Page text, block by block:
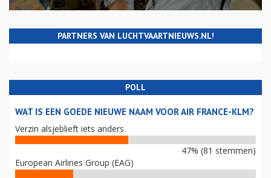
PARTNERS VAN LUCHTVAARTNIEUWS.NL!
POLL
WAT IS EEN GOEDE NIEUWE NAAM VOOR AIR FRANCE-KLM?
Verzin alsjeblieft iets anders
47% (81 stemmen)
European Airlines Group (EAG)